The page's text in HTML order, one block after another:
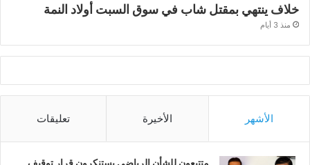
خلاف ينتهي بمقتل شاب في سوق السبت أولاد النمة
منذ 3 أيام
الأشهر الأخيرة تعليقات